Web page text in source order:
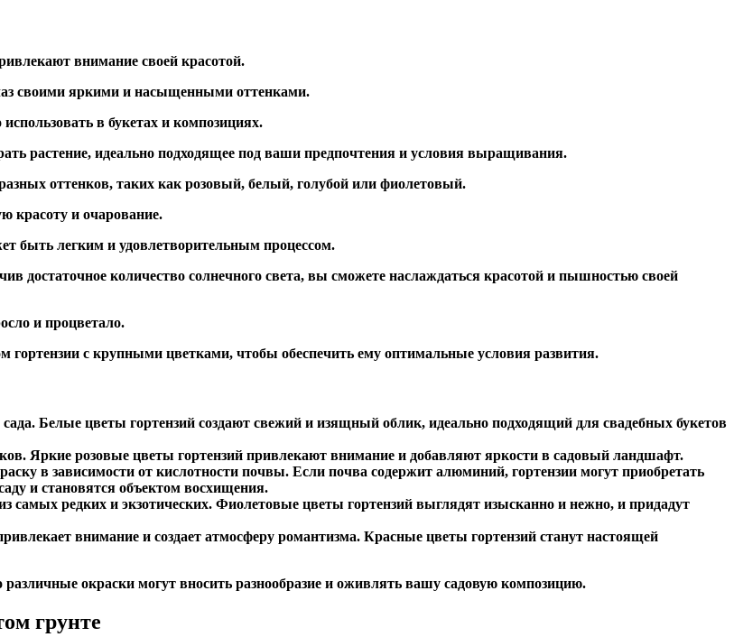
внимание своей красотой.
своими яркими и насыщенными оттенками.
в букетах и композициях.
растение, идеально подходящее под ваши предпочтения и условия выращивания.
оттенков, таких как розовый, белый, голубой или фиолетовый.
красоту и очарование.
быть легким и удовлетворительным процессом.
достаточное количество солнечного света, вы сможете наслаждаться красотой и пышностью своей
и процветало.
гортензии с крупными цветками, чтобы обеспечить ему оптимальные условия развития.
Белые цветы гортензий создают свежий и изящный облик, идеально подходящий для свадебных букетов
Яркие розовые цветы гортензий привлекают внимание и добавляют яркости в садовый ландшафт.
в зависимости от кислотности почвы. Если почва содержит алюминий, гортензии могут приобретать
и становятся объектом восхищения.
самых редких и экзотических. Фиолетовые цветы гортензий выглядят изысканно и нежно, и придадут
внимание и создает атмосферу романтизма. Красные цветы гортензий станут настоящей
окраски могут вносить разнообразие и оживлять вашу садовую композицию.
грунте